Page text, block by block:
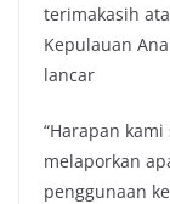
terimakasih
Kepulauan
lancar
“Harapan
melaporkan
penggunaan